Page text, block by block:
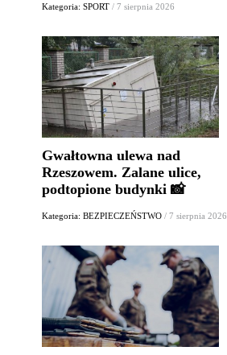
Kategoria: SPORT / 7 sierpnia 2026
Gwałtowna ulewa nad
Rzeszowem. Zalane ulice,
podtopione budynki 📸
Kategoria: BEZPIECZEŃSTWO / 7 sierpnia 2026